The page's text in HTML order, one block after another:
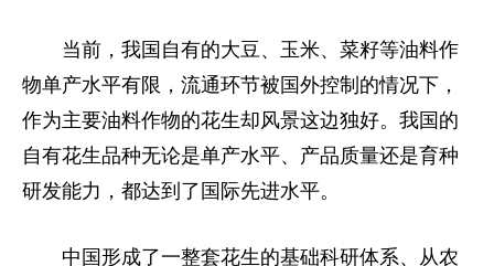
当前，我国自有的大豆、玉米、菜籽等油料作
物单产水平有限，流通环节被国外控制的情况下，
作为主要油料作物的花生却风景这边独好。我国的
自有花生品种无论是单产水平、产品质量还是育种
研发能力，都达到了国际先进水平。
中国形成了一整套花生的基础科研体系、从农